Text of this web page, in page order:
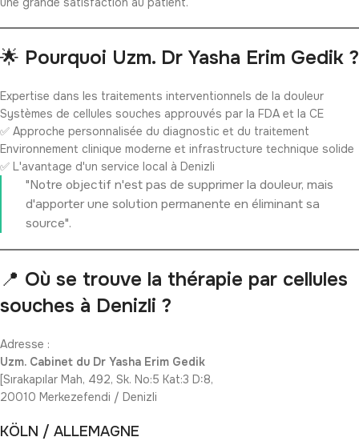
🌟 Pourquoi Uzm. Dr Yasha Erim Gedik ?
Expertise dans les traitements interventionnels de la douleur
Systèmes de cellules souches approuvés par la FDA et la CE
✅ Approche personnalisée du diagnostic et du traitement
Environnement clinique moderne et infrastructure technique solide
✅ L'avantage d'un service local à Denizli
"Notre objectif n'est pas de supprimer la douleur, mais
d'apporter une solution permanente en éliminant sa
source".
📍 Où se trouve la thérapie par cellules
souches à Denizli ?
Adresse :
Uzm. Cabinet du Dr Yasha Erim Gedik
[Sırakapılar Mah, 492, Sk. No:5 Kat:3 D:8,
20010 Merkezefendi / Denizli
KÖLN / ALLEMAGNE